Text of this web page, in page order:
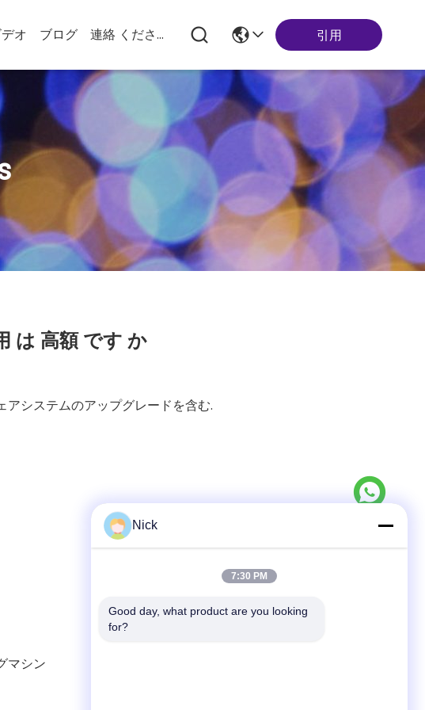
オ ブログ 連絡 ください 引用
は 高額 です か
システムのアップグレードを含む.
マシン
00-86-15021631102
Nick
7:30 PM
Good day, what product are you looking
for?